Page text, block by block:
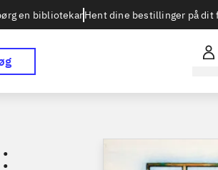
en bibliotekarHent dine bestillinger på